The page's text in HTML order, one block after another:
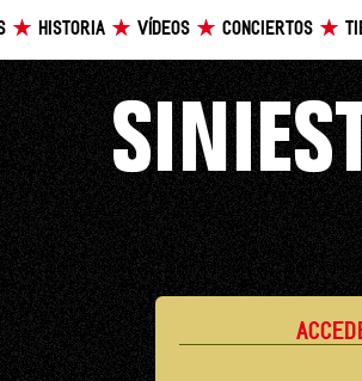
HISTORIA VÍDEOS CONCIERTOS